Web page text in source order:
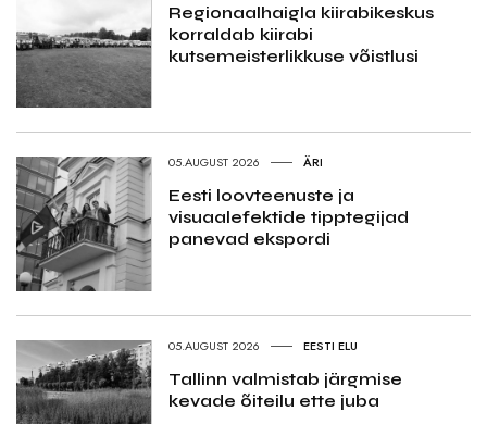
Regionaalhaigla kiirabikeskus
korraldab kiirabi
kutsemeisterlikkuse võistlusi
05.AUGUST 2026 ÄRI
Eesti loovteenuste ja
visuaalefektide tipptegijad
panevad ekspordi
05.AUGUST 2026 EESTI ELU
Tallinn valmistab järgmise
kevade õiteilu ette juba